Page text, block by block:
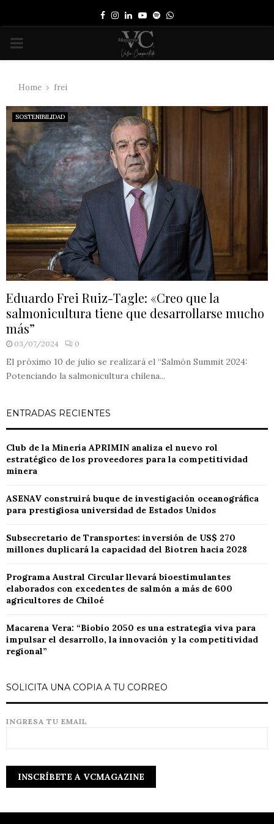
Facebook
Instagram
LinkedinYoutube
SpotifyWhatsapp
PRIMARY
Home frei
SOSTENIBILIDAD
Eduardo Frei Ruiz-Tagle: «Creo que la
salmonicultura tiene que desarrollarse mucho
más”
03/07/2024 0
El próximo 10 de julio se realizará el “Salmón Summit 2024:
Potenciando la salmonicultura chilena...
ENTRADAS RECIENTES
Club de la Minería APRIMIN analiza el nuevo rol
estratégico de los proveedores para la competitividad
minera
ASENAV construirá buque de investigación oceanográfica
para prestigiosa universidad de Estados Unidos
Subsecretario de Transportes: inversión de US$ 270
millones duplicará la capacidad del Biotren hacia 2028
Programa Austral Circular llevará bioestimulantes
elaborados con excedentes de salmón a más de 600
agricultores de Chiloé
Macarena Vera: “Biobío 2050 es una estrategia viva para
impulsar el desarrollo, la innovación y la competitividad
regional”
SOLICITA UNA COPIA A TU CORREO
INGRESA TU EMAIL